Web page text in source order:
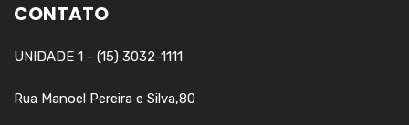
CONTATO
UNIDADE 1 - (15) 3032-1111
Rua Manoel Pereira e Silva,80